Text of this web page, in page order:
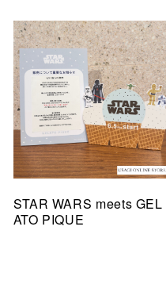
STAR WARS meets GEL
ATO PIQUE